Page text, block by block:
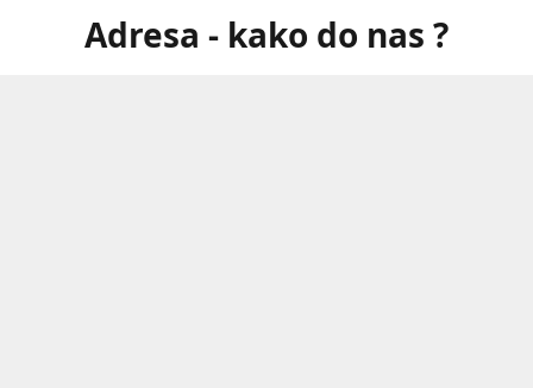
Adresa - kako do nas ?